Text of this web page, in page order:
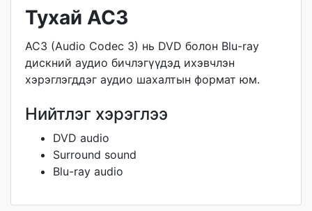
Тухай AC3
AC3 (Audio Codec 3) нь DVD болон Blu-ray
дискний аудио бичлэгүүдэд ихэвчлэн
хэрэглэгддэг аудио шахалтын формат юм.
Нийтлэг хэрэглээ
DVD audio
Surround sound
Blu-ray audio